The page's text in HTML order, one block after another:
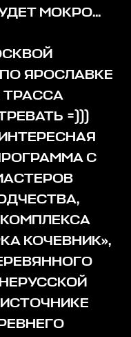
МОКРО...
ЯРОСЛАВКЕ
ТРАССА
=)))
С
КОЧЕВНИК»,